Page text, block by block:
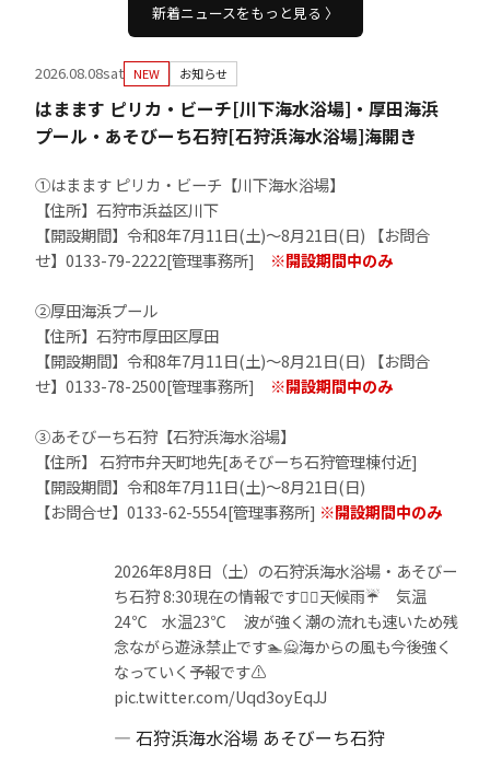
新着ニュースをもっと見る 〉
2026.08.08sat NEW お知らせ
はまます ピリカ・ビーチ[川下海水浴場]・厚田海浜
プール・あそびーち石狩[石狩浜海水浴場]海開き
①はまます ピリカ・ビーチ【川下海水浴場】
【住所】石狩市浜益区川下
【開設期間】令和8年7月11日(土)～8月21日(日) 【お問合
せ】0133-79-2222[管理事務所] ※開設期間中のみ
②厚田海浜プール
【住所】石狩市厚田区厚田
【開設期間】令和8年7月11日(土)～8月21日(日) 【お問合
せ】0133-78-2500[管理事務所] ※開設期間中のみ
③あそびーち石狩【石狩浜海水浴場】
【住所】 石狩市弁天町地先[あそびーち石狩管理棟付近]
【開設期間】令和8年7月11日(土)～8月21日(日)
【お問合せ】0133-62-5554[管理事務所] ※開設期間中のみ
2026年8月8日（土）の石狩浜海水浴場・あそびー
ち石狩 8:30現在の情報です🙋‍♀️天候雨☔ 気温
24℃ 水温23℃ 波が強く潮の流れも速いため残
念ながら遊泳禁止です🏊️🙅海からの風も今後強く
なっていく予報です⚠️
pic.twitter.com/Uqd3oyEqJJ
— 石狩浜海水浴場 あそびーち石狩